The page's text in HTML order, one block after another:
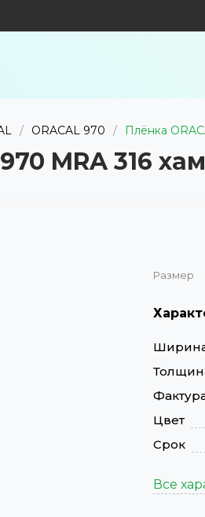
/ ORACAL 970 / Плёнка
MRA 316
Размер
Цвет
Срок
Все